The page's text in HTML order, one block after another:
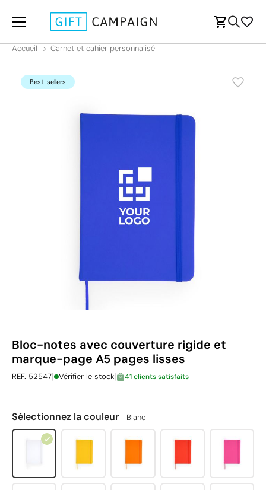
Accueil Carnet et cahier personnalisé
Best-sellers
Bloc-notes avec couverture rigide et
marque-page A5 pages lisses
REF. 52547| Vérifier le stock| 41 clients satisfaits
Sélectionnez la couleur Blanc